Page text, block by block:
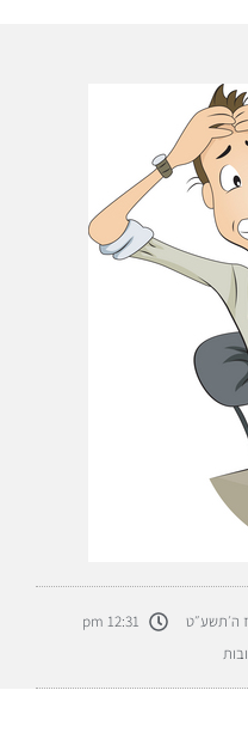
ה׳תשע״ט
12:31 pm